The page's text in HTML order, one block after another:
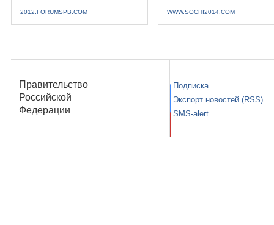
2012.FORUMSPB.COM WWW.SOCHI2014.COM
Правительство
Российской
Федерации
Подписка
Экспорт новостей (RSS)
SMS-alert